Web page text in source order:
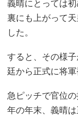
義晴にとっては
裏にも上がって
した。
すると、その様
廷から正式に将軍
急ピッチで官位
年の年末、義晴